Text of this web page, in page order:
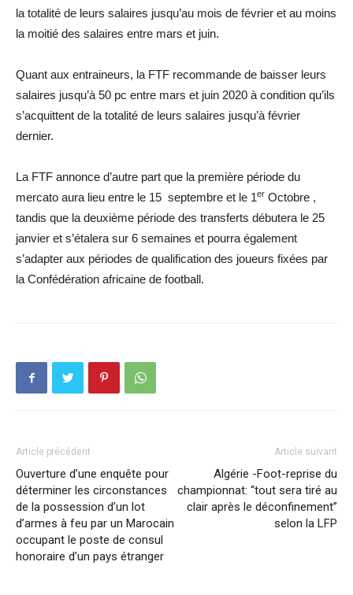
la totalité de leurs salaires jusqu’au mois de février et au moins
la moitié des salaires entre mars et juin.
Quant aux entraineurs, la FTF recommande de baisser leurs
salaires jusqu’à 50 pc entre mars et juin 2020 à condition qu’ils
s’acquittent de la totalité de leurs salaires jusqu’à février
dernier.
La FTF annonce d’autre part que la première période du
mercato aura lieu entre le 15 septembre et le 1er Octobre ,
tandis que la deuxième période des transferts débutera le 25
janvier et s’étalera sur 6 semaines et pourra également
s’adapter aux périodes de qualification des joueurs fixées par
la Confédération africaine de football.
Article précédent
Ouverture d’une enquête pour
déterminer les circonstances
de la possession d’un lot
d’armes à feu par un Marocain
occupant le poste de consul
honoraire d’un pays étranger
Article suivant
Algérie -Foot-reprise du
championnat: “tout sera tiré au
clair après le déconfinement”
selon la LFP